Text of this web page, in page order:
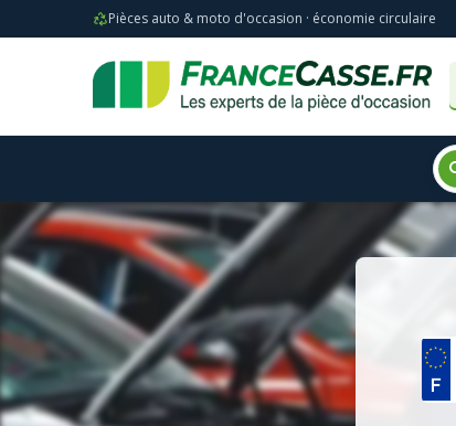
Pièces auto & moto d'occasion · économie circulaire